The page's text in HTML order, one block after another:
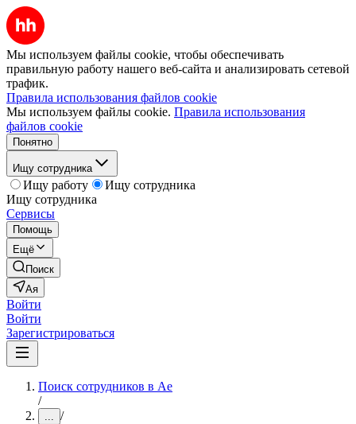
Мы используем файлы cookie, чтобы обеспечивать
правильную работу нашего веб-сайта и анализировать сетевой
трафик.
Правила использования файлов cookie
Мы используем файлы cookie. Правила использования
файлов cookie
Понятно
Ищу сотрудника
Ищу работу
Ищу сотрудника
Ищу сотрудника
Сервисы
Помощь
Ещё
Поиск
Ая
Войти
Войти
Зарегистрироваться
Поиск сотрудников в Ае
/
... /